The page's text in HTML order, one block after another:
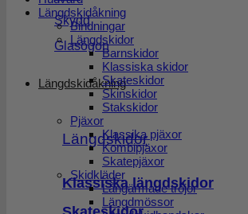
Skydd
Glasögon
Längdskidåkning
Längdskidor
Klassiska längdskidor
Längdskidåkning
Bindningar
Längdskidor
Barnskidor
Klassiska skidor
Skateskidor
Skinskidor
Stakskidor
Pjäxor
Klassika pjäxor
Kombipjäxor
Skatepjäxor
Skidkläder
Långärmade tröjor
Längdmössor